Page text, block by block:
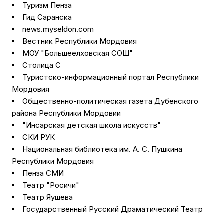
Туризм Пенза
Гид Саранска
news.myseldon.com
Вестник Республики Мордовия
МОУ "Большеелховская СОШ"
Столица С
Туристско-информационный портал Республики
Мордовия
Общественно-политическая газета Дубенского
района Республики Мордовии
"Инсарская детская школа искусств"
СКИ РУК
Национальная библиотека им. А. С. Пушкина
Республики Мордовия
Пенза СМИ
Театр "Росичи"
Театр Яушева
Государственный Русский Драматический Театр